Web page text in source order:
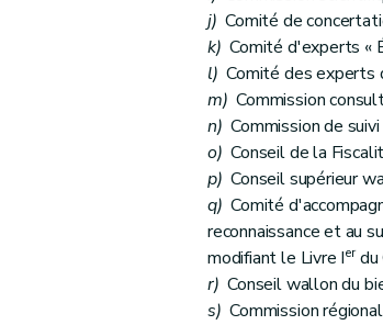
Art. 42
Art. 43
Art. 44
Art. 45
Art. 46
Art. 47
Art. 48
Section 4 Modifications
Art. 49
Art. 50
j) Comité de
k) Comité d'experts «
l) Comité des experts
m) Commission
n) Commission de
o) Conseil de la
p) Conseil supérieur
q) Comité
reconnaissance et au
modifiant le Livre Ierdu
r) Conseil wallon du
s) Commission